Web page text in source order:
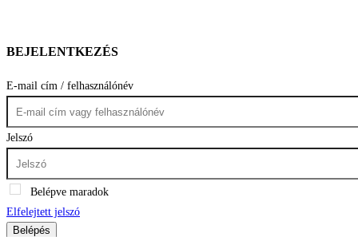
BEJELENTKEZÉS
E-mail cím / felhasználónév
Jelszó
Belépve maradok
Elfelejtett jelszó
Belépés